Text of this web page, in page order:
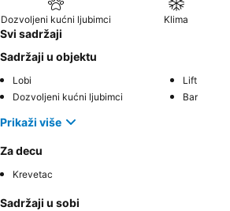
Dozvoljeni kućni ljubimci Klima
Svi sadržaji
Sadržaji u objektu
Lobi
Lift
Dozvoljeni kućni ljubimci
Bar
Prikaži više
Za decu
Krevetac
Sadržaji u sobi